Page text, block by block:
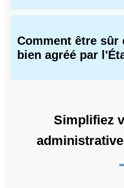
Comment être sûr
bien agréé par
Simplifiez